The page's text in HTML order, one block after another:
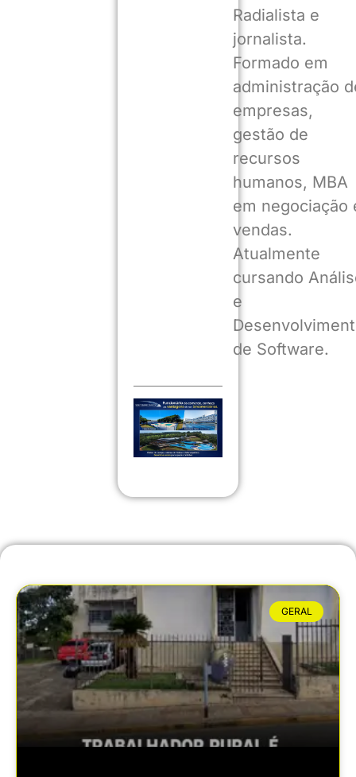
Radialista e
jornalista.
Formado em
administração
empresas,
gestão de
recursos
humanos, MBA
em negociação
vendas.
Atualmente
cursando
e
de Software.
GERAL